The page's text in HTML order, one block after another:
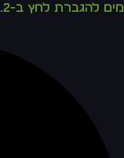
מים להגברת לחץ ב-2.